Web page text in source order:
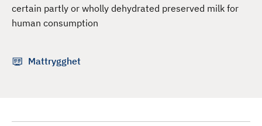
certain partly or wholly dehydrated preserved milk for
human consumption
Mattrygghet